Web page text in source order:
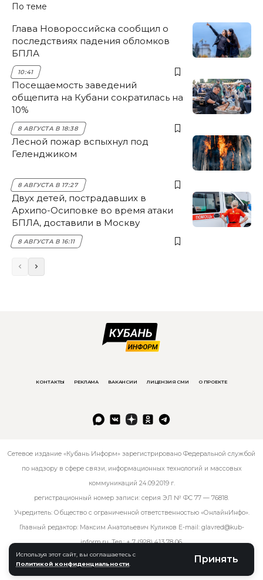
Используя этот сайт, вы соглашаетесь с
Политикой конфиденциальности
Принять
По теме
Глава Новороссийска сообщил о
последствиях падения обломков
БПЛА
10:41
Посещаемость заведений
общепита на Кубани сократилась на
10%
8 АВГУСТА В 18:38
Лесной пожар вспыхнул под
Геленджиком
8 АВГУСТА В 17:27
Двух детей, пострадавших в
Архипо-Осиповке во время атаки
БПЛА, доставили в Москву
8 АВГУСТА В 16:11
КОНТАКТЫ РЕКЛАМА ВАКАНСИИ ЛИЦЕНЗИЯ СМИ О ПРОЕКТЕ
Сетевое издание «Кубань Информ» зарегистрировано Федеральной службой
по надзору в сфере связи, информационных технологий и массовых
коммуникаций 24.09.2019 г.
регистрационный номер записи: серия ЭЛ № ФС 77 — 76818.
Учредитель: Общество с ограниченной ответственностью «ОнлайнИнфо».
Главный редактор: Максим Анатольевич Куликов E-mail: glavred@kub-
inform.ru. Тел.:+ 7 (928) 413 78 06.
© kub-inform 2026